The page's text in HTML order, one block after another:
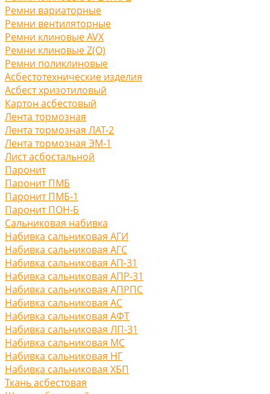
Ремни вариаторные
Ремни вентиляторные
Ремни клиновые AVX
Ремни клиновые Z(O)
Ремни поликлиновые
Асбестотехнические изделия
Асбест хризотиловый
Картон асбестовый
Лента тормозная
Лента тормозная ЛАТ-2
Лента тормозная ЭМ-1
Лист асбостальной
Паронит
Паронит ПМБ
Паронит ПМБ-1
Паронит ПОН-Б
Сальниковая набивка
Набивка сальниковая АГИ
Набивка сальниковая АГС
Набивка сальниковая АП-31
Набивка сальниковая АПР-31
Набивка сальниковая АПРПС
Набивка сальниковая АС
Набивка сальниковая АФТ
Набивка сальниковая ЛП-31
Набивка сальниковая МС
Набивка сальниковая НГ
Набивка сальниковая ХБП
Ткань асбестовая